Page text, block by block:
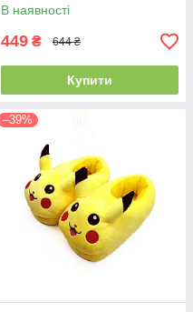
В наявності
449 ₴ 644 ₴
Купити
–39%